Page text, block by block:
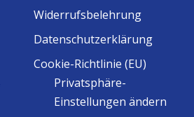
Widerrufsbelehrung
Datenschutzerklärung
Cookie-Richtlinie (EU)
Privatsphäre-
Einstellungen ändern